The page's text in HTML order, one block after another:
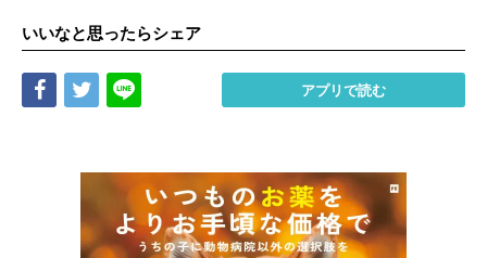
いいなと思ったらシェア
Share Tweet アプリで読む